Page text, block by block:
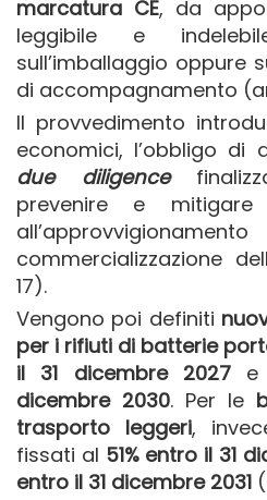
marcatura CE, da
leggibile e
sull’imballaggio oppure
di accompagnamento
Il provvedimento
economici, l’obbligo di
due diligence
prevenire e
commercializzazione
17).
Vengono poi definiti
per i rifiuti di batterie
il 31 dicembre 2027 e
dicembre 2030. Per le
trasporto leggeri,
fissati al 51% entro il 31
entro il 31 dicembre 2031